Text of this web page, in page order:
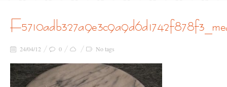
24/04/12 0 No tags